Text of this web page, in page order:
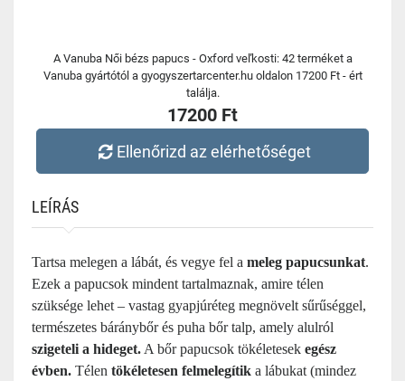
A Vanuba Női bézs papucs - Oxford veľkosti: 42 terméket a
Vanuba gyártótól a gyogyszertarcenter.hu oldalon 17200 Ft - ért
találja.
17200 Ft
Ellenőrizd az elérhetőséget
LEÍRÁS
Tartsa melegen a lábát, és vegye fel a meleg papucsunkat.
Ezek a papucsok mindent tartalmaznak, amire télen
szüksége lehet – vastag gyapjúréteg megnövelt sűrűséggel,
természetes báránybőr és puha bőr talp, amely alulról
szigeteli a hideget. A bőr papucsok tökéletesek egész
évben. Télen tökéletesen felmelegítik a lábukat (mindez